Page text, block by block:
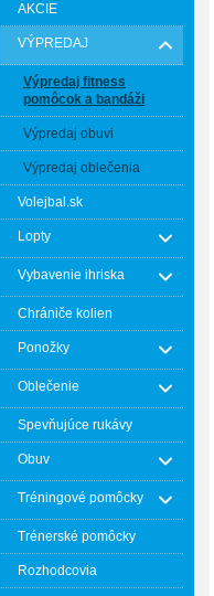
AKCIE
VÝPREDAJ
Výpredaj fitness
pomôcok a bandáži
Výpredaj obuvi
Výpredaj oblečenia
Volejbal.sk
Lopty
Vybavenie ihriska
Chrániče kolien
Ponožky
Oblečenie
Spevňujúce rukávy
Obuv
Tréningové pomôcky
Trénerské pomôcky
Rozhodcovia